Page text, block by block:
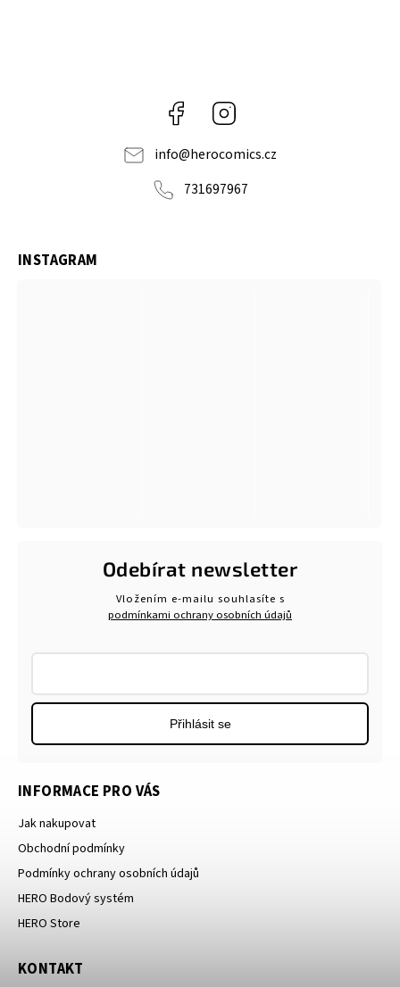
Facebook
info@herocomics.cz
731697967
INFORMACE PRO VÁS
Jak nakupovat
Obchodní podmínky
Podmínky ochrany osobních údajů
HERO Bodový systém
HERO Store
KONTAKT
INSTAGRAM
Odebírat newsletter
Vložením e-mailu souhlasíte s
podmínkami ochrany osobních údajů
Přihlásit se